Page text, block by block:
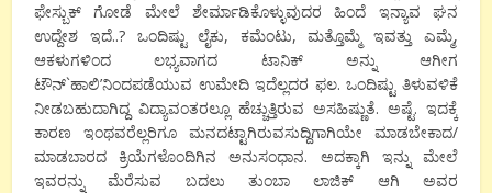
ಫೇಸ್ಬುಕ್ ಗೋಡೆ ಮೇಲೆ ಶೇರ್ಮಾಡಿಕೊಳ್ಳುವುದರ ಹಿಂದೆ ಇನ್ಯಾವ ಘನ
ಉದ್ದೇಶ ಇದೆ..? ಒಂದಿಷ್ಟು ಲೈಕು, ಕಮೆಂಟು, ಮತ್ತೊಮ್ಮೆ ಇವತ್ತು ಎಮ್ಮೆ,
ಆಕಳುಗಳಿಂದ ಲಭ್ಯವಾಗದ ಟಾನಿಕ್ ಅನ್ನು ಆಗೀಗ
ಟೌನ್`ಹಾಲಿ’ನಿಂದಪಡೆಯುವ ಉಮೇದಿ ಇದೆಲ್ಲದರ ಫಲ. ಒಂದಿಷ್ಟು ತಿಳುವಳಿಕೆ
ನೀಡಬಹುದಾಗಿದ್ದ ವಿದ್ಯಾವಂತರಲ್ಲೂ ಹೆಚ್ಚುತ್ತಿರುವ ಅಸಹಿಷ್ಣುತೆ. ಅಷ್ಟೆ. ಇದಕ್ಕೆ
ಕಾರಣ ಇಂಥವರೆಲ್ಲರಿಗೂ ಮನದಟ್ಟಾಗಿರುವಸುದ್ದಿಗಾಗಿಯೇ ಮಾಡಬೇಕಾದ/
ಮಾಡಬಾರದ ಕ್ರಿಯೆಗಳೊಂದಿಗಿನ ಅನುಸಂಧಾನ. ಅದಕ್ಕಾಗಿ ಇನ್ನು ಮೇಲೆ
ಇವರನ್ನು ಮೆರೆಸುವ ಬದಲು ತುಂಬಾ ಲಾಜಿಕ್ ಆಗಿ ಅವರ